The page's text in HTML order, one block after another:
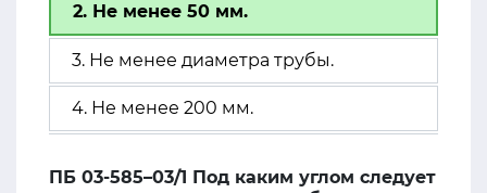
2. Не менее 50 мм.
3. Не менее диаметра трубы.
4. Не менее 200 мм.
ПБ 03-585–03/1 Под каким углом следует